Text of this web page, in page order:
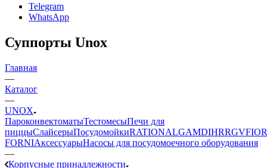
Telegram
WhatsApp
Суппорты Unox
Главная
—
Каталог
—
UNOX
ПароконвектоматыТестомесыПечи для
пиццыСлайсерыПосудомойкиRATIONALGAMDIHRRGV
FORNIАксессуарыНасосы для посудомоечного оборудования
—
Корпусные принадлежности